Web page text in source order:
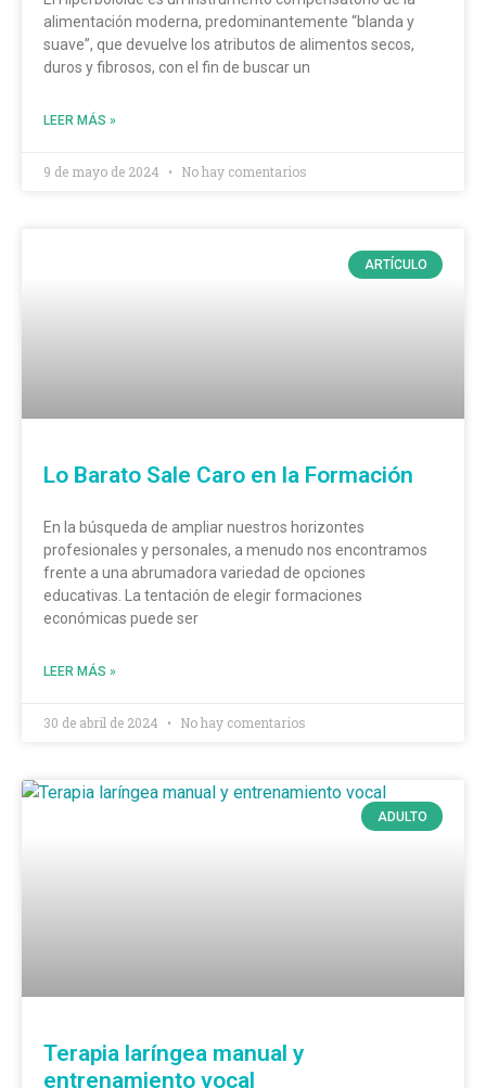
alimentación moderna, predominantemente “blanda y
suave”, que devuelve los atributos de alimentos secos,
duros y fibrosos, con el fin de buscar un
LEER MÁS »
9 de mayo de 2024 No hay comentarios
ARTÍCULO
Lo Barato Sale Caro en la Formación
En la búsqueda de ampliar nuestros horizontes
profesionales y personales, a menudo nos encontramos
frente a una abrumadora variedad de opciones
educativas. La tentación de elegir formaciones
económicas puede ser
LEER MÁS »
30 de abril de 2024 No hay comentarios
ADULTO
Terapia laríngea manual y
entrenamiento vocal